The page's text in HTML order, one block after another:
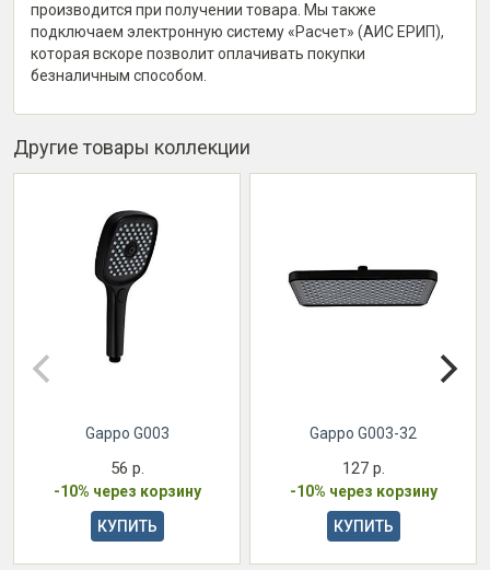
производится при получении товара. Мы также
подключаем электронную систему «Расчет» (АИС ЕРИП),
которая вскоре позволит оплачивать покупки
безналичным способом.
Другие товары коллекции
Gappo G003
56 р.
-10% через корзину
КУПИТЬ
Gappo G003-32
127 р.
-10% через корзину
КУПИТЬ